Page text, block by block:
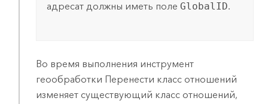
адресат должны иметь поле GlobalID.
Во время выполнения инструмент
геообработки Перенести класс отношений
изменяет существующий класс отношений,